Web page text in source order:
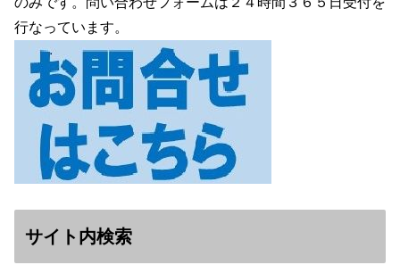
行なっています。
サイト内検索